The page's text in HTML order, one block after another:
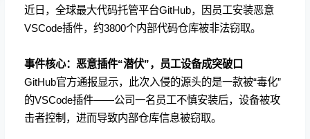
近日，全球最大代码托管平台GitHub，因员工安装恶意
VSCode插件，约3800个内部代码仓库被非法窃取。
事件核心：恶意插件“潜伏”，员工设备成突破口
GitHub官方通报显示，此次入侵的源头的是一款被“毒化”
的VSCode插件——公司一名员工不慎安装后，设备被攻
击者控制，进而导致内部仓库信息被窃取。